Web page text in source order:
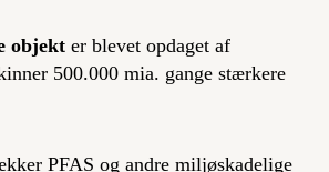
objekt er blevet opdaget af
500.000 mia. gange stærkere
PFAS og andre miljøskadelige